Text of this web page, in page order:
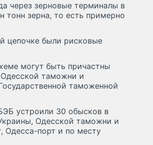
через зерновые терминалы в
зерна, то есть примерно
цепочке были рисковые
могут быть причастны
таможни и
таможенной
устроили 30 обысков в
Одесской таможни и
порт и по месту